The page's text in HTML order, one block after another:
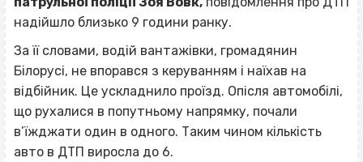
надійшло близько 9 години ранку.
За її словами, водій вантажівки, громадянин
Білорусі, не впорався з керуванням і наїхав на
відбійник. Це ускладнило проїзд. Опісля автомобілі,
що рухалися в попутньому напрямку, почали
в’їжджати один в одного. Таким чином кількість
авто в ДТП виросла до 6.